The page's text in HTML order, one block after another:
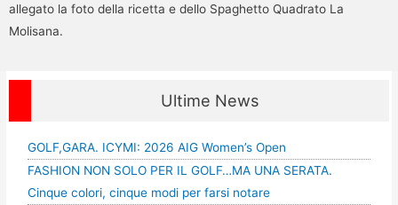
allegato la foto della ricetta e dello Spaghetto Quadrato La
Molisana.
Ultime News
GOLF,GARA. ICYMI: 2026 AIG Women’s Open
FASHION NON SOLO PER IL GOLF…MA UNA SERATA.
Cinque colori, cinque modi per farsi notare